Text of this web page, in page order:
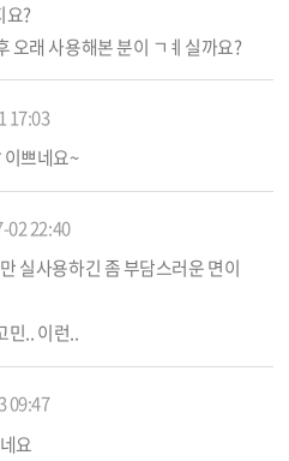
요?
오래 사용해본 분이 ㄱㅖ실까요?
17:03
이쁘네요~
02 22:40
실사용하긴 좀 부담스러운 면이
민.. 이런..
09:47
요